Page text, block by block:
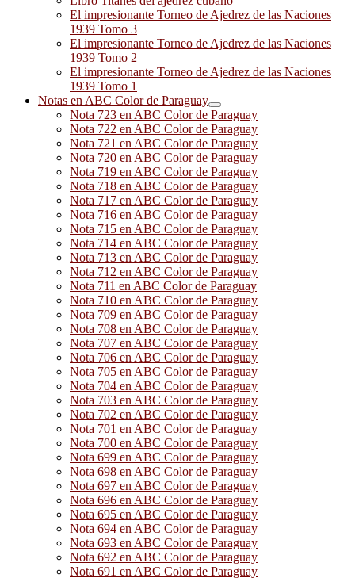
El impresionante Torneo de Ajedrez de las Naciones
1939 Tomo 3
El impresionante Torneo de Ajedrez de las Naciones
1939 Tomo 2
El impresionante Torneo de Ajedrez de las Naciones
1939 Tomo 1
Notas en ABC Color de Paraguay
Nota 723 en ABC Color de Paraguay
Nota 722 en ABC Color de Paraguay
Nota 721 en ABC Color de Paraguay
Nota 720 en ABC Color de Paraguay
Nota 719 en ABC Color de Paraguay
Nota 718 en ABC Color de Paraguay
Nota 717 en ABC Color de Paraguay
Nota 716 en ABC Color de Paraguay
Nota 715 en ABC Color de Paraguay
Nota 714 en ABC Color de Paraguay
Nota 713 en ABC Color de Paraguay
Nota 712 en ABC Color de Paraguay
Nota 711 en ABC Color de Paraguay
Nota 710 en ABC Color de Paraguay
Nota 709 en ABC Color de Paraguay
Nota 708 en ABC Color de Paraguay
Nota 707 en ABC Color de Paraguay
Nota 706 en ABC Color de Paraguay
Nota 705 en ABC Color de Paraguay
Nota 704 en ABC Color de Paraguay
Nota 703 en ABC Color de Paraguay
Nota 702 en ABC Color de Paraguay
Nota 701 en ABC Color de Paraguay
Nota 700 en ABC Color de Paraguay
Nota 699 en ABC Color de Paraguay
Nota 698 en ABC Color de Paraguay
Nota 697 en ABC Color de Paraguay
Nota 696 en ABC Color de Paraguay
Nota 695 en ABC Color de Paraguay
Nota 694 en ABC Color de Paraguay
Nota 693 en ABC Color de Paraguay
Nota 692 en ABC Color de Paraguay
Nota 691 en ABC Color de Paraguay